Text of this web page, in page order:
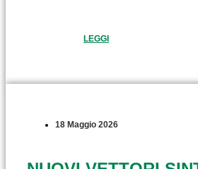
LEGGI
18 Maggio 2026